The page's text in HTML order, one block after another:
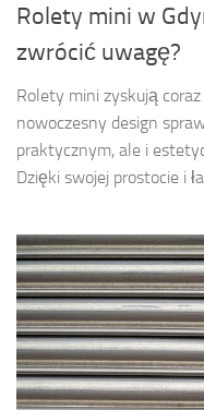
Rolety mini w
zwrócić uwagę?
Rolety mini zyskują
nowoczesny design
praktycznym, ale i
Dzięki swojej prostocie i